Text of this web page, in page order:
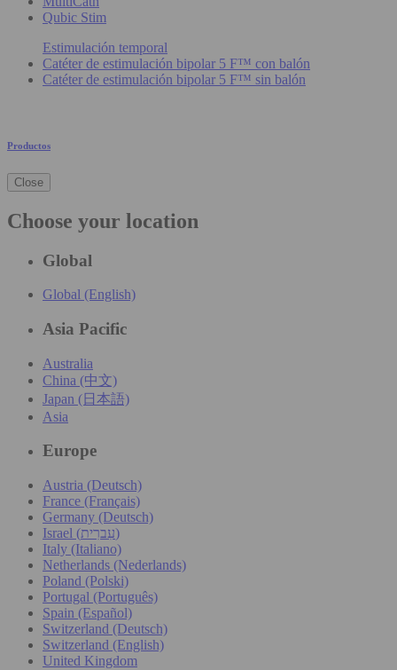
Qubic Stim
Estimulación temporal
Catéter de estimulación bipolar 5 F™ con balón
Catéter de estimulación bipolar 5 F™ sin balón
Productos
Close
Choose your location
Global
Global (English)
Asia Pacific
Australia
China (中文)
Japan (日本語)
Asia
Europe
Austria (Deutsch)
France (Français)
Germany (Deutsch)
Israel (עִברִית)
Italy (Italiano)
Netherlands (Nederlands)
Poland (Polski)
Portugal (Português)
Spain (Español)
Switzerland (Deutsch)
Switzerland (English)
United Kingdom